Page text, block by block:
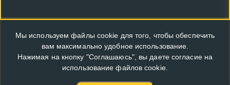
Мы используем файлы cookie для того, чтобы обеспечить
вам максимально удобное использование.
Нажимая на кнопку "Соглашаюсь", вы даете согласие на
использование файлов cookie.